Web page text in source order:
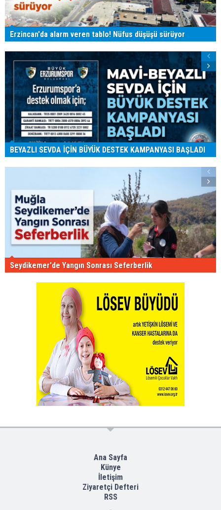
Erzincan'da alarm veren tablo! Nüfus düşüşü sürüyor
BEYAZLI SEVDA İÇİN BÜYÜK DESTEK KAMPANYASI BAŞLADI
Seydikemer'de Yangın Sonrası Seferberlik
Ana Sayfa
Künye
İletişim
Ziyaretçi Defteri
RSS